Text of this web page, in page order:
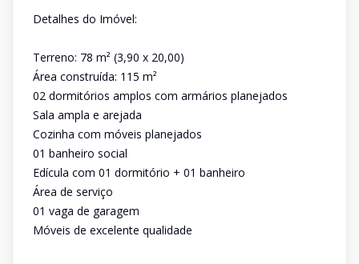
Detalhes do Imóvel:
Terreno: 78 m² (3,90 x 20,00)
Área construída: 115 m²
02 dormitórios amplos com armários planejados
Sala ampla e arejada
Cozinha com móveis planejados
01 banheiro social
Edícula com 01 dormitório + 01 banheiro
Área de serviço
01 vaga de garagem
Móveis de excelente qualidade